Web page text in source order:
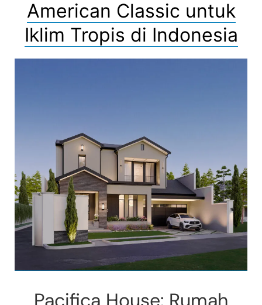
American Classic untuk
Iklim Tropis di Indonesia
Pacifica House: Rumah